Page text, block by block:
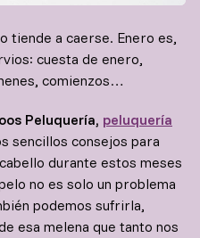
tiende a caerse. Enero es,
cuesta de enero,
comienzos…
Peluquería, peluquería
sencillos consejos para
durante estos meses
no es solo un problema
podemos sufrirla,
esa melena que tanto nos